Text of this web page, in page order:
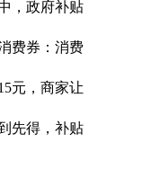
，政府补贴
费券：消费
元，商家让
先得，补贴